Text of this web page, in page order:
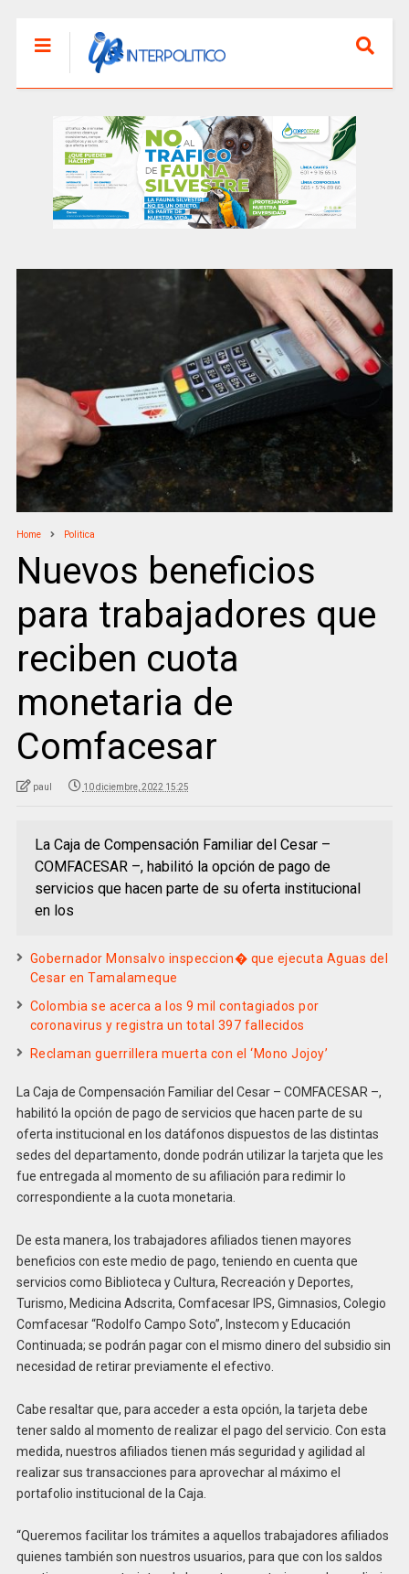
Home Politica
Nuevos beneficios
para trabajadores que
reciben cuota
monetaria de
Comfacesar
paul 10 diciembre, 2022 15:25
La Caja de Compensación Familiar del Cesar –
COMFACESAR –, habilitó la opción de pago de
servicios que hacen parte de su oferta institucional
en los
Gobernador Monsalvo inspeccion� que ejecuta Aguas del
Cesar en Tamalameque
Colombia se acerca a los 9 mil contagiados por
coronavirus y registra un total 397 fallecidos
Reclaman guerrillera muerta con el ‘Mono Jojoy’
La Caja de Compensación Familiar del Cesar – COMFACESAR –,
habilitó la opción de pago de servicios que hacen parte de su
oferta institucional en los datáfonos dispuestos de las distintas
sedes del departamento, donde podrán utilizar la tarjeta que les
fue entregada al momento de su afiliación para redimir lo
correspondiente a la cuota monetaria.
De esta manera, los trabajadores afiliados tienen mayores
beneficios con este medio de pago, teniendo en cuenta que
servicios como Biblioteca y Cultura, Recreación y Deportes,
Turismo, Medicina Adscrita, Comfacesar IPS, Gimnasios, Colegio
Comfacesar “Rodolfo Campo Soto”, Instecom y Educación
Continuada; se podrán pagar con el mismo dinero del subsidio sin
necesidad de retirar previamente el efectivo.
Cabe resaltar que, para acceder a esta opción, la tarjeta debe
tener saldo al momento de realizar el pago del servicio. Con esta
medida, nuestros afiliados tienen más seguridad y agilidad al
realizar sus transacciones para aprovechar al máximo el
portafolio institucional de la Caja.
“Queremos facilitar los trámites a aquellos trabajadores afiliados
quienes también son nuestros usuarios, para que con los saldos